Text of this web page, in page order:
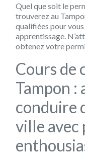
Quel que soit le
trouverez au
qualifiées pour
apprentissage.
obtenez votre
Cours de
Tampon :
conduire
ville avec